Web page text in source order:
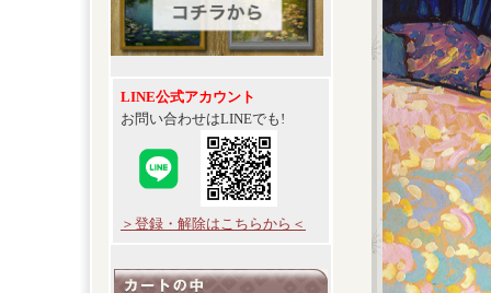
LINE公式アカウント
お問い合わせはLINEでも!
＞登録・解除はこちらから＜